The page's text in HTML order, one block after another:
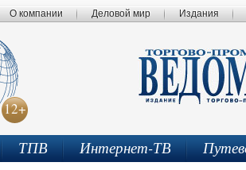
О компании Деловой мир Издания
12+
ТПВ Интернет-ТВ